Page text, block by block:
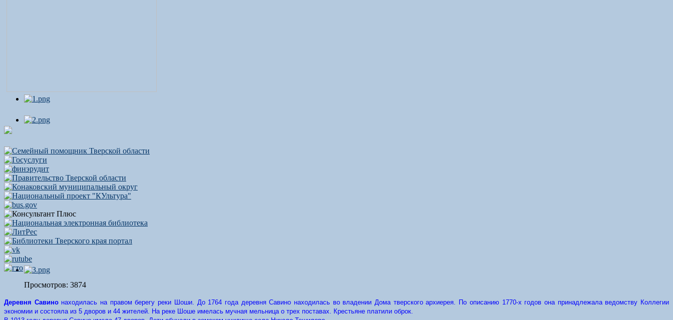
Просмотров: 3874
Деревня Савинонаходилась на правом берегу реки Шоши. До 1764 года деревня Савино находилась во владении Дома тверского архиерея. По описанию 1770-х годов она принадлежала ведомству Коллегии
экономии и состояла из 5 дворов и 44 жителей. На реке Шоше имелась мучная мельница о трех поставах. Крестьяне платили оброк.